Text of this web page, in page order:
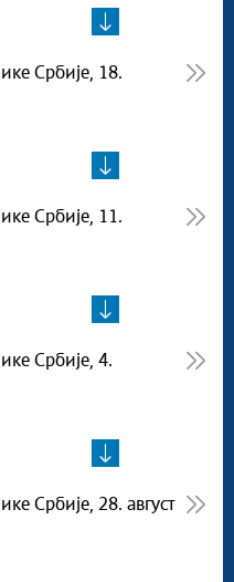
Србије, 18.
Србије, 11.
Србије, 4.
Србије, 28. август